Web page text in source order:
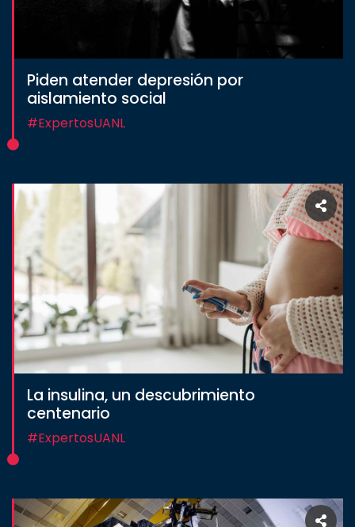
Piden atender depresión por
aislamiento social
#ExpertosUANL
La insulina, un descubrimiento
centenario
#ExpertosUANL